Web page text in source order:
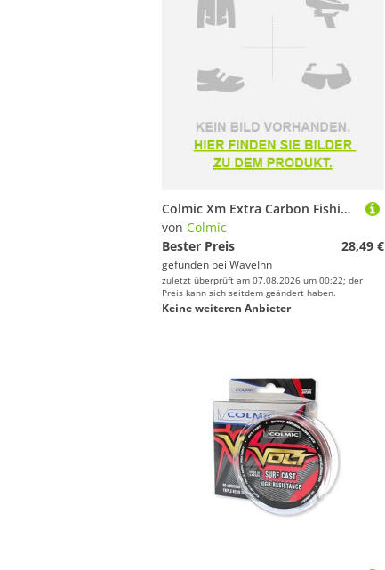
Colmic Xm Extra Carbon Fishing Rod Quiver Tip Silber 3/4 oz
von Colmic
Bester Preis
28,49 €
gefunden bei WaveInn
zuletzt überprüft am 07.08.2026 um 00:22; der
Preis kann sich seitdem geändert haben.
Keine weiteren Anbieter